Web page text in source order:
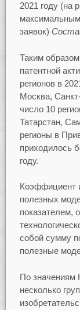
2021 году (на
заявок)
Таким
патентной
регионов в
Москва,
число 10
Татарстан,
регионы в
приходилось
году.
Коэффициент
полезных
показателем,
собой сумму
полезные
По значениям
несколько